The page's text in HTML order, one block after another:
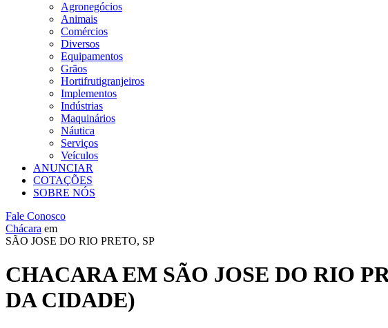
Agronegócios
Animais
Comércios
Diversos
Equipamentos
Grãos
Hortifrutigranjeiros
Implementos
Indústrias
Maquinários
Náutica
Serviços
Veículos
ANUNCIAR
COTAÇÕES
SOBRE NÓS
Fale Conosco
Chácara em
SÃO JOSE DO RIO PRETO, SP
CHACARA EM SÃO JOSE DO RIO
DA CIDADE)